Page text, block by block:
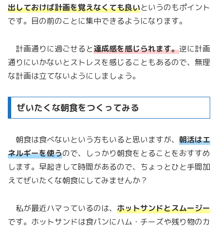
出しておけば計画を覚えなくても良いというのもポイント
です。目の前のことに集中できるようになります。
計画通りに過ごせると達成感を感じられます。逆に計画
通りにいかないとストレスを感じることもあるので、無理
な計画は立てないようにしましょう。
ぜいたくな朝食をつくってみる
朝食は食べないという方もいると思いますが、 朝活はエ
ネルギーを使うので、しっかり朝食をとることをおすすめ
します。早起きして時間があるので、ちょっとひと手間加
えてぜいたくな朝食にしてみませんか？
私が最近ハマっているのは、 ホットサンドとスムージー
です。ホットサンドは食パンにハム・チーズや残り物のカ